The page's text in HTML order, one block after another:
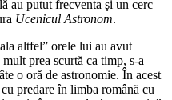
au putut frecventa şi un cerc
Ucenicul Astronom.
altfel” orele lui au avut
prea scurtă ca timp, s-a
o oră de astronomie. În acest
predare în limba română cu